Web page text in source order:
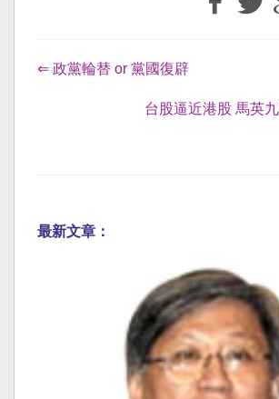
⇐ 政黨輪替 or 黨國復辟
台股逼近港股 馬英
最新文章：